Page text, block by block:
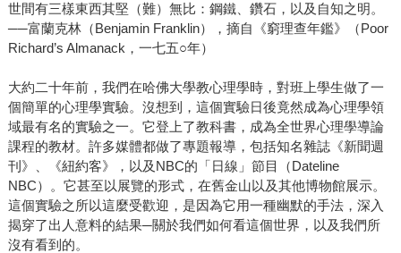
世間有三樣東西其堅（難）無比：鋼鐵、鑽石，以及自知之明。
──富蘭克林（Benjamin Franklin），摘自《窮理查年鑑》（Poor
Richard’s Almanack，一七五○年）
大約二十年前，我們在哈佛大學教心理學時，對班上學生做了一
個簡單的心理學實驗。沒想到，這個實驗日後竟然成為心理學領
域最有名的實驗之一。它登上了教科書，成為全世界心理學導論
課程的教材。許多媒體都做了專題報導，包括知名雜誌《新聞週
刊》、《紐約客》，以及NBC的「日線」節目（Dateline
NBC）。它甚至以展覽的形式，在舊金山以及其他博物館展示。
這個實驗之所以這麼受歡迎，是因為它用一種幽默的手法，深入
揭穿了出人意料的結果─關於我們如何看這個世界，以及我們所
沒有看到的。